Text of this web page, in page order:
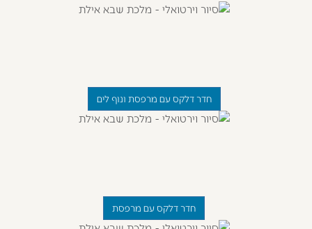
חדר דלקס עם מרפסת ונוף לים
חדר דלקס עם מרפסת